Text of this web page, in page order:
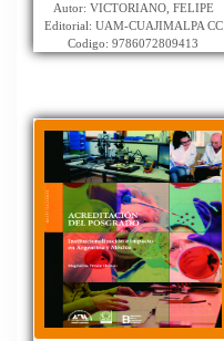
Autor: VICTORIANO, FELIPE
Editorial: UAM-CUAJIMALPA CC
Codigo: 9786072809413